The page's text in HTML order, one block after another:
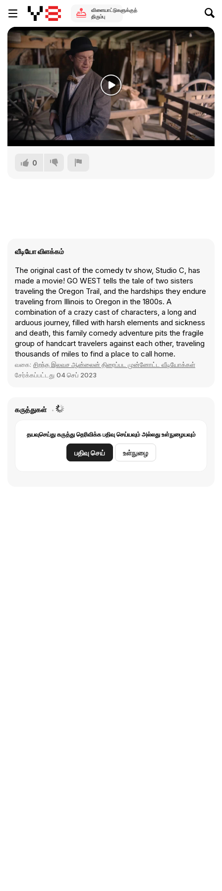
விளையாட்டுகளுக்குத்
திரும்பு
0
வீடியோ விளக்கம்
The original cast of the comedy tv show, Studio C, has
made a movie! GO WEST tells the tale of two sisters
traveling the Oregon Trail, and the hardships they endure
traveling from Illinois to Oregon in the 1800s. A
combination of a crazy cast of characters, a long and
arduous journey, filled with harsh elements and sickness
and death, this family comedy adventure pits the fragile
group of handcart travelers against each other, traveling
thousands of miles to find a place to call home.
வகை: சிறந்த இலவச ஆன்லைன் திரைப்பட முன்னோட்ட வீடியோக்கள்
சேர்க்கப்பட்டது 04 செப் 2023
கருத்துகள்
தயவுசெய்து கருத்து தெரிவிக்க பதிவு செய்யவும் அல்லது உள்நுழையவும்
பதிவு செய் உள்நுழை